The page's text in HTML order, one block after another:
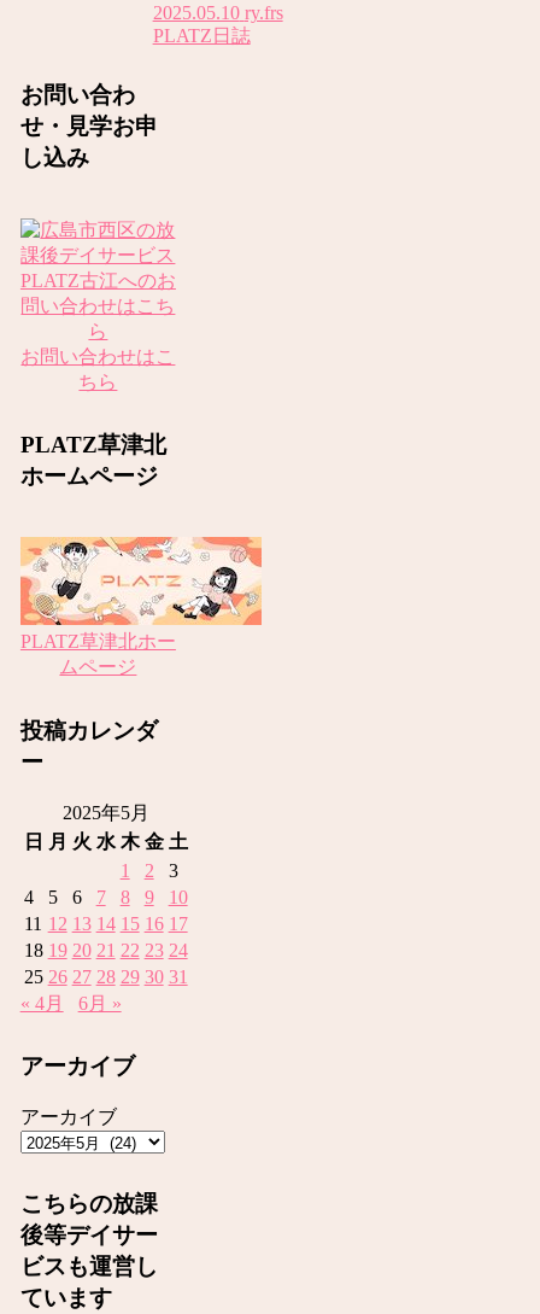
2025.05.10 ry.frs
PLATZ日誌
お問い合わ
せ・見学お申
し込み
お問い合わせはこ
ちら
PLATZ草津北
ホームページ
PLATZ草津北ホー
ムページ
投稿カレンダ
ー
2025年5月
日
月 火 水 木 金 土
1
2
3
4
5 6 7 8 9
10
11 12 13 14 15 16 17
18 19 20 21 22 23 24
25 26 27 28 29 30 31
« 4月
6月 »
アーカイブ
アーカイブ
こちらの放課
後等デイサー
ビスも運営し
ています